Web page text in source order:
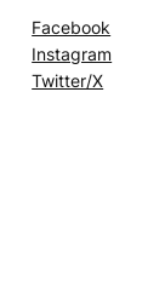
Facebook
Instagram
Twitter/X